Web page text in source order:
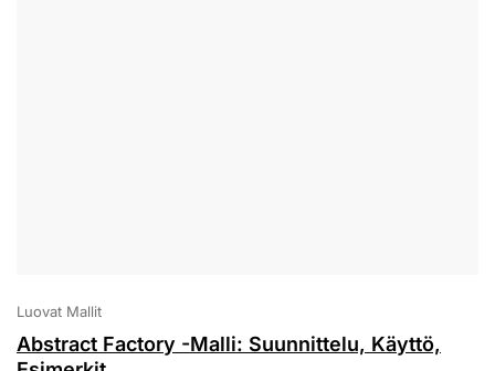
Luovat Mallit
Abstract Factory -Malli: Suunnittelu, Käyttö,